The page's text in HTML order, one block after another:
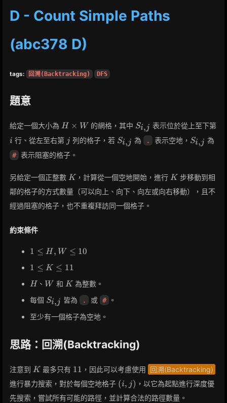
D - Count Simple Paths
(abc378 D)
tags: 回溯(Backtracking) DFS
題意
給定一個大小為 H
W
H × W 的網格，其中 S_{i,j}
Si,j 表示位於從上至下第
i
i 行、從左至右第 jj 列的格子，若 S_{i,j}
Si,j 為 . 表示空地， S_{i,j}
Si,j 為
# 表示阻塞的格子。
另給定一個正整數 K
K ，計算從一個空地開始，進行 K
K 步移動到相
鄰的格子的方式數量（可以向上、向下、向左或向右移動），且不
經過阻塞的格子，也不重複拜訪同一個格子。
約束條件
1
H,
W
10
1 ≤ H , W ≤ 10
1
K
\leq
11
1 ≤ K ≤ 11
H
H 、 W
W 和 K
K為整數。
每個 S_{i,j}
Si,j 皆為 . 或 #
。
至少有一個格子為空地。
思路：回溯(Backtracking)
注意到 K
K 最多只有 11
11 ，因此可以考慮使用 回溯(Backtracking)
進行暴力搜索，對於每個空地格子 (i,
j)
(i, j) ，以它為起點進行深度優
先搜索，嘗試所有可能的路徑，並計算合法的路徑數量。